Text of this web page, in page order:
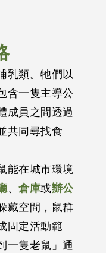
乳類。牠們以
含一隻主導公
成員之間透過
共同尋找食
能在城市環境
、倉庫或辦公
藏空間，鼠群
固定活動範
一隻老鼠」通